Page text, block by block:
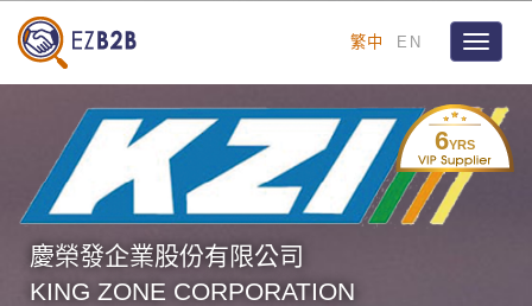
繁中 EN
Toggle
6YRS
慶榮發企業股份有限公司
KING ZONE CORPORATION